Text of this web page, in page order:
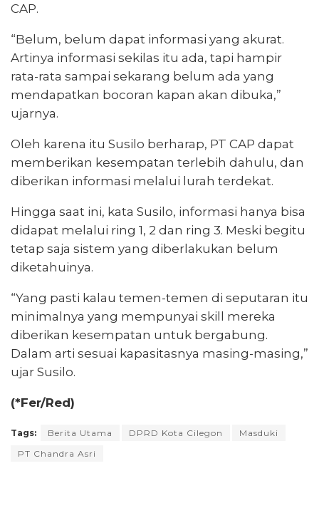
CAP.
“Belum, belum dapat informasi yang akurat.
Artinya informasi sekilas itu ada, tapi hampir
rata-rata sampai sekarang belum ada yang
mendapatkan bocoran kapan akan dibuka,”
ujarnya.
Oleh karena itu Susilo berharap, PT CAP dapat
memberikan kesempatan terlebih dahulu, dan
diberikan informasi melalui lurah terdekat.
Hingga saat ini, kata Susilo, informasi hanya bisa
didapat melalui ring 1, 2 dan ring 3. Meski begitu
tetap saja sistem yang diberlakukan belum
diketahuinya.
“Yang pasti kalau temen-temen di seputaran itu
minimalnya yang mempunyai skill mereka
diberikan kesempatan untuk bergabung.
Dalam arti sesuai kapasitasnya masing-masing,”
ujar Susilo.
(*Fer/Red)
Tags: Berita Utama DPRD Kota Cilegon
Masduki
PT Chandra Asri